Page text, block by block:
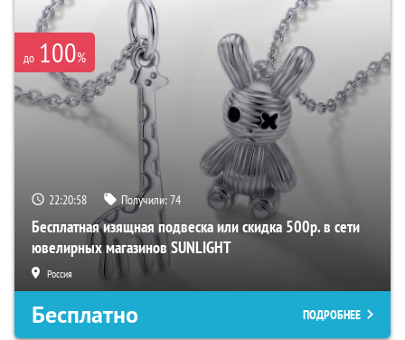
до 100%
22:20:57 Получили:74
Бесплатная изящная подвеска или скидка 500р. в сети
ювелирных магазинов SUNLIGHT
Россия
Бесплатно ПОДРОБНЕЕ